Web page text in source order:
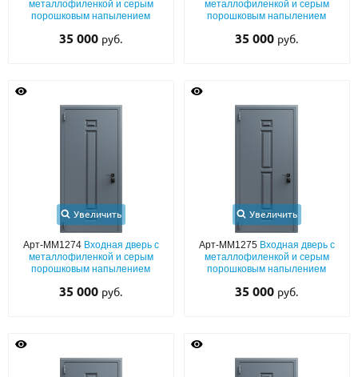
металлофиленкой и серым
порошковым напылением
35 000 руб.
металлофиленкой и серым
порошковым напылением
35 000 руб.
Увеличить
Арт-ММ1274 Входная дверь с
металлофиленкой и серым
порошковым напылением
35 000 руб.
Увеличить
Арт-ММ1275 Входная дверь с
металлофиленкой и серым
порошковым напылением
35 000 руб.